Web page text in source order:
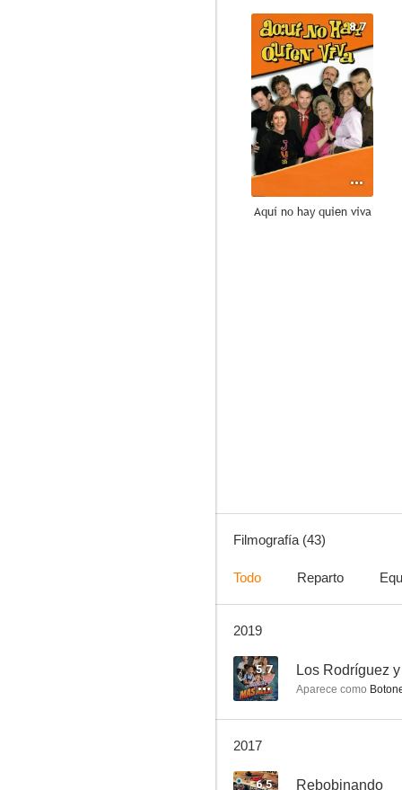
8.7
Aquí no hay quien viva
6.0
Filmografía (43)
Todo Reparto
2019
5.7 Los Rodríguez
Aparece como
2017
6.5 Rebobinando